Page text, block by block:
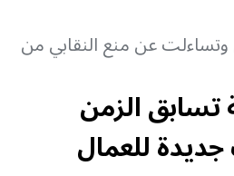
عن منع النقابي من
تسابق الزمن
للعمال